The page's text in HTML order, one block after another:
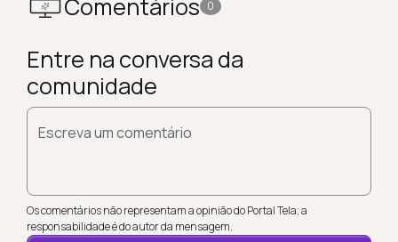
Comentários 0
Entre na conversa da
comunidade
Escreva um comentário
Os comentários não representam a opinião do Portal Tela; a
responsabilidade é do autor da mensagem.